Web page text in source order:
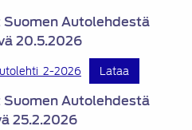
Autolehdestä
20.5.2026
2026 Lataa
Autolehdestä
25.2.2026